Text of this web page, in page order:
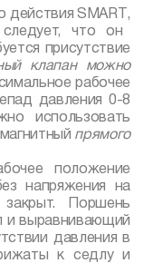
действияSMART,
что он
присутствие
клапан можно
рабочее
давления 0-8
использовать
прямого
положение
напряжения на
закрыт. Поршень
и выравнивающий
давления в
к седлу и